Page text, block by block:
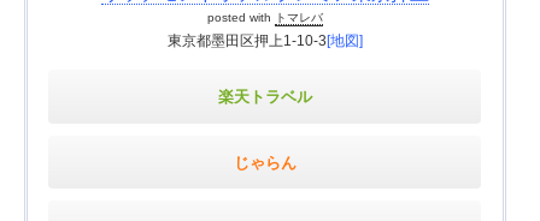
posted with トマレバ
東京都墨田区押上1-10-3 [地図]
楽天トラベル
じゃらん